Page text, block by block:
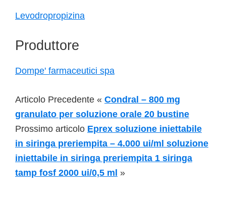
Levodropropizina
Produttore
Dompe' farmaceutici spa
Articolo Precedente « Condral – 800 mg
granulato per soluzione orale 20 bustine
Prossimo articolo Eprex soluzione iniettabile
in siringa preriempita – 4.000 ui/ml soluzione
iniettabile in siringa preriempita 1 siringa
tamp fosf 2000 ui/0,5 ml »